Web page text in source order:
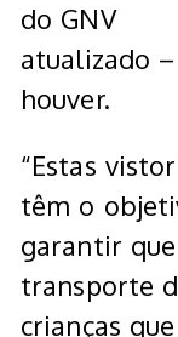
do GNV
atualizado –
houver.
“Estas
têm o
garantir
transporte
crianças que